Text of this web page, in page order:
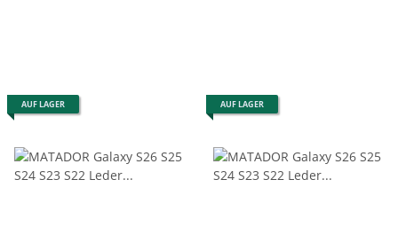
AUF LAGER AUF LAGER